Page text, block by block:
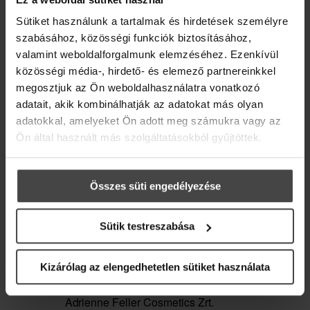
Sütiket használunk a tartalmak és hirdetések személyre
szabásához, közösségi funkciók biztosításához,
valamint weboldalforgalmunk elemzéséhez. Ezenkívül
közösségi média-, hirdető- és elemező partnereinkkel
megosztjuk az Ön weboldalhasználatra vonatkozó
adatait, akik kombinálhatják az adatokat más olyan
adatokkal, amelyeket Ön adott meg számukra vagy az
Ön által használt más szolgáltatásokból gyűjtöttek.
Összes süti engedélyezése
Sütik testreszabása
Kizárólag az elengedhetetlen sütiket használata
ELOLVASOM
Az edukáció fontossága a
várandósság alatt: Miért
kulcsfontosságú a
babaelsősegély ismerete?
Iratkozz fel hírlevelünkre, és ajándékba adjuk
online recepteskönyvünket 36 inspiráló ötlettel,
hogy az élet szebb és kiegyensúlyozottabb
legyen.
Üdvözlő meglepetésként pedig egy
10%-os
kedvezménykupontis rejtettünk a levélbe.
Email
Marketing hozzájárulás
Feliratkozom a hírlevélre, és
hozzájárulok ahhoz, hogy az
Adrienne Feller Cosmetics Zrt.